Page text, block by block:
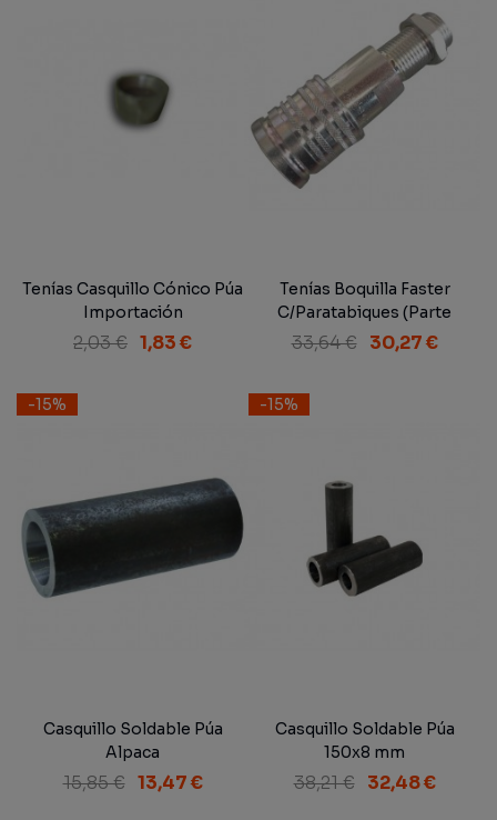
Tenías Casquillo Cónico Púa
Importación
2,03 € 1,83 €
Tenías Boquilla Faster
C/Paratabiques (Parte
Hembra)
33,64 € 30,27 €
-15%
Casquillo Soldable Púa
Alpaca
15,85 € 13,47 €
-15%
Casquillo Soldable Púa
150x8 mm
38,21 € 32,48 €